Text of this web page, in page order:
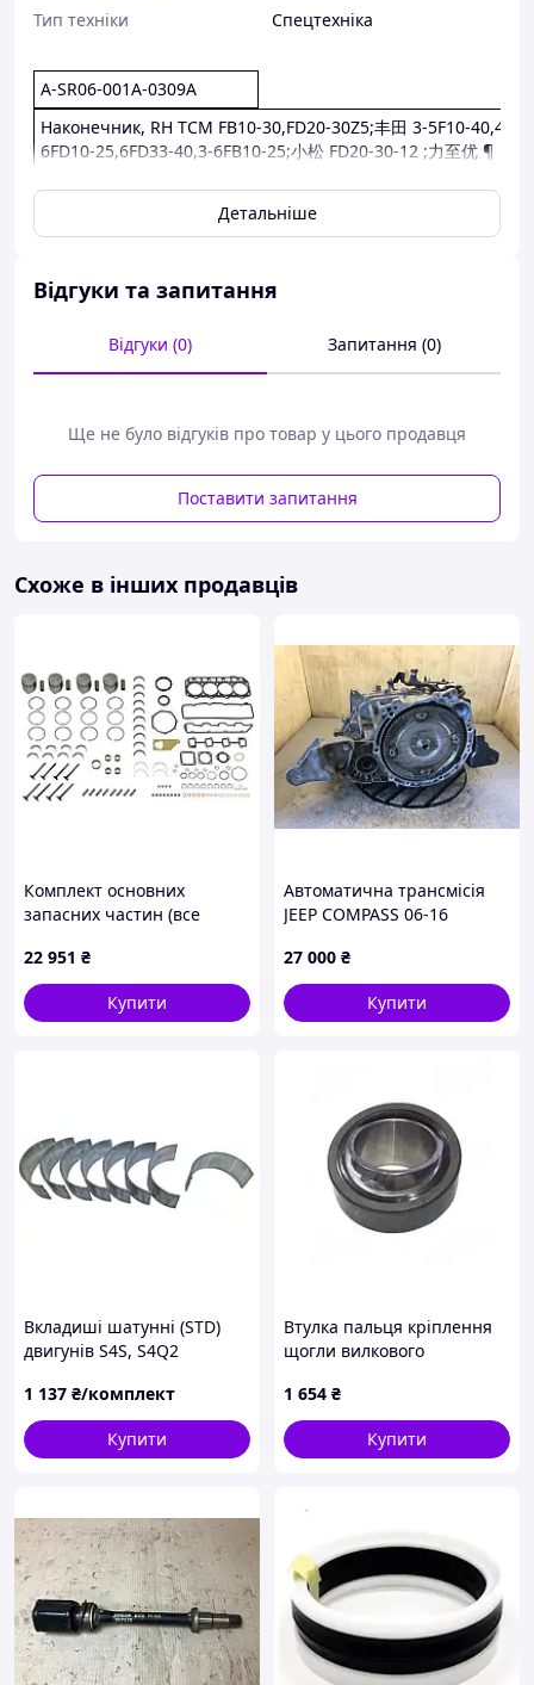
Тип техніки
Спецтехніка
A-SR06-001A-0309A
Наконечник, RH TCM FB10-30,FD20-30Z5;丰田 3-5F10-40,4-
6FD10-25,6FD33-40,3-6FB10-25;小松 FD20-30-12 ;力至优 ¶
Детальніше
Відгуки та запитання
Відгуки (0) Запитання (0)
Ще не було відгуків про товар у цього продавця
Поставити запитання
Схоже в інших продавців
Комплект основних
запасних частин (все
ремонту двигуна Komatsu
4D98E вилкового
навантажувача 16036479
22 951 ₴
Купити
Автоматична трансмісія
JEEP COMPASS 06-16
27 000 ₴
Купити
Вкладиші шатунні (STD)
двигунів S4S, S4Q2
Caterpillar/Mitsubishi
32A19-09011
1 137 ₴/комплект
Купити
Втулка пальця кріплення
щогли вилкового
Jungheinrich 52023510
1 654 ₴
Купити